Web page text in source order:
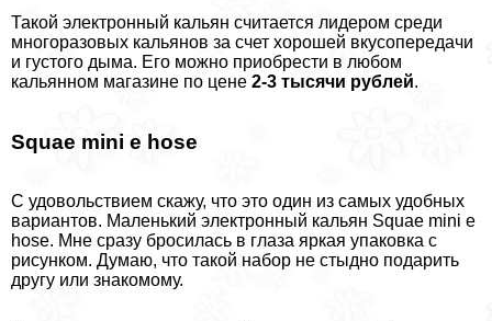
Такой электронный кальян считается лидером среди
многоразовых кальянов за счет хорошей вкусопередачи
и густого дыма. Его можно приобрести в любом
кальянном магазине по цене 2-3 тысячи рублей.
Squae mini e hose
С удовольствием скажу, что это один из самых удобных
вариантов. Маленький электронный кальян Squae mini e
hose. Мне сразу бросилась в глаза яркая упаковка с
рисунком. Думаю, что такой набор не стыдно подарить
другу или знакомому.